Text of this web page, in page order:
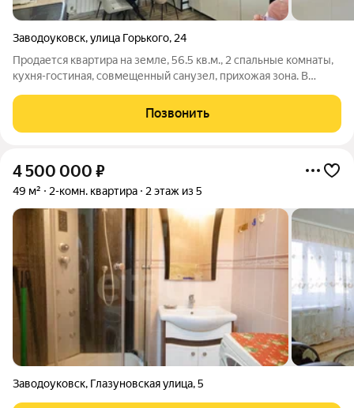
Заводоуковск,улица Горького, 24
Продается квартира на земле, 56.5 кв.м., 2 спальные комнаты,
кухня-гостиная, совмещенный санузел, прихожая зона. В
Участок 10 соток Арт. 139315071Позвонить
4 500 000 ₽
49 м² 2-комн. квартира 2 этаж из 5
Заводоуковск, Глазуновская улица,5